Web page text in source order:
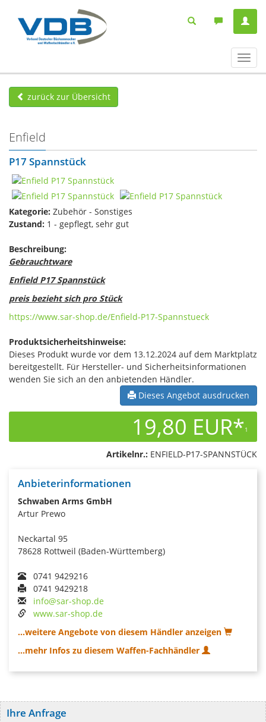
ein-/
zurück zur Übersicht
Enfield
P17 Spannstück
Kategorie: Zubehör - Sonstiges
Zustand: 1 - gepflegt, sehr gut
Beschreibung:
Gebrauchtware
Enfield P17 Spannstück
preis bezieht sich pro Stück
https://www.sar-shop.de/Enfield-P17-Spannstueck
Produktsicherheitshinweise:
Dieses Produkt wurde vor dem 13.12.2024 auf dem Marktplatz
bereitgestellt. Für Hersteller- und Sicherheitsinformationen
wenden Sie sich an den anbietenden Händler.
Dieses Angebot ausdrucken
19,80 EUR*1
Artikelnr.: ENFIELD-P17-SPANNSTÜCK
Anbieterinformationen
Schwaben Arms GmbH
Artur Prewo
Neckartal 95
78628 Rottweil (Baden-Württemberg)
0741 9429216
0741 9429218
info@sar-shop.de
www.sar-shop.de
...weitere Angebote von diesem Händler anzeigen
...mehr Infos zu diesem Waffen-Fachhändler
Ihre Anfrage